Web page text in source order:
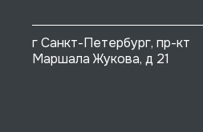
г Санкт-Петербург, пр-кт
Маршала Жукова, д 21